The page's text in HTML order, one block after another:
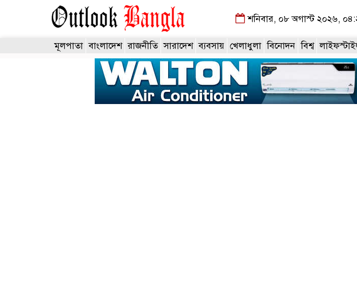
শনিবার, ০৮ অগাস্ট ২০২৬,
মূলপাতা বাংলাদেশ রাজনীতি সারাদেশ ব্যবসায় খেলাধুলা বিনোদন বিশ্ব